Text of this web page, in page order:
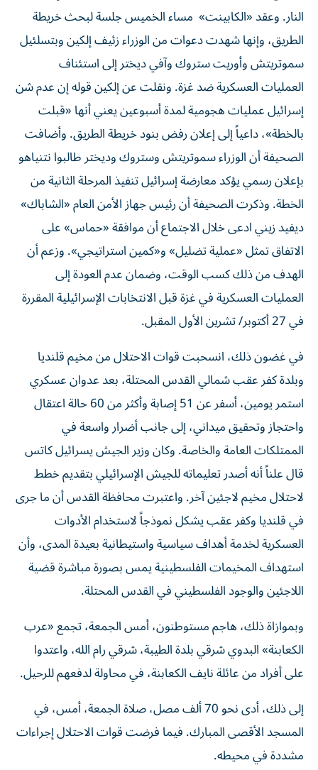
النار. وعقد «الكابينت» مساء الخميس جلسة لبحث خريطة
الطريق، وإنها شهدت دعوات من الوزراء زئيف إلكين وبتسلئيل
سموتريتش وأوريت ستروك وآفي ديختر إلى استئناف
العمليات العسكرية ضد غزة. ونقلت عن إلكين قوله إن عدم شن
إسرائيل عمليات هجومية لمدة أسبوعين يعني أنها «قبلت
بالخطة»، داعياً إلى إعلان رفض بنود خريطة الطريق. وأضافت
الصحيفة أن الوزراء سموتريتش وستروك وديختر طالبوا نتنياهو
بإعلان رسمي يؤكد معارضة إسرائيل تنفيذ المرحلة الثانية من
الخطة. وذكرت الصحيفة أن رئيس جهاز الأمن العام «الشاباك»
ديفيد زيني ادعى خلال الاجتماع أن موافقة «حماس» على
الاتفاق تمثل «عملية تضليل» و«كمين استراتيجي». وزعم أن
الهدف من ذلك كسب الوقت، وضمان عدم العودة إلى
العمليات العسكرية في غزة قبل الانتخابات الإسرائيلية المقررة
في 27 أكتوبر/ تشرين الأول المقبل.
في غضون ذلك، انسحبت قوات الاحتلال من مخيم قلنديا
وبلدة كفر عقب شمالي القدس المحتلة، بعد عدوان عسكري
استمر يومين، أسفر عن 51 إصابة وأكثر من 60 حالة اعتقال
واحتجاز وتحقيق ميداني، إلى جانب أضرار واسعة في
الممتلكات العامة والخاصة. وكان وزير الجيش يسرائيل كاتس
قال علناً أنه أصدر تعليماته للجيش الإسرائيلي بتقديم خطط
لاحتلال مخيم لاجئين آخر. واعتبرت محافظة القدس أن ما جرى
في قلنديا وكفر عقب يشكل نموذجاً لاستخدام الأدوات
العسكرية لخدمة أهداف سياسية واستيطانية بعيدة المدى، وأن
استهداف المخيمات الفلسطينية يمس بصورة مباشرة قضية
اللاجئين والوجود الفلسطيني في القدس المحتلة.
وبموازاة ذلك، هاجم مستوطنون، أمس الجمعة، تجمع «عرب
الكعابنة» البدوي شرقي بلدة الطيبة، شرقي رام الله، واعتدوا
على أفراد من عائلة نايف الكعابنة، في محاولة لدفعهم للرحيل.
إلى ذلك، أدى نحو 70 ألف مصل، صلاة الجمعة، أمس، في
المسجد الأقصى المبارك. فيما فرضت قوات الاحتلال إجراءات
مشددة في محيطه.